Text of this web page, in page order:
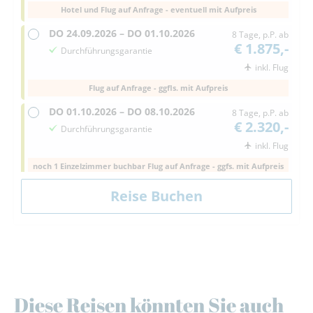
Hotel und Flug auf Anfrage - eventuell mit Aufpreis
DO 24.09.2026 – DO 01.10.2026
Durchführungsgarantie
8 Tage, p.P. ab
€ 1.875,-
inkl. Flug
Flug auf Anfrage - ggfls. mit Aufpreis
DO 01.10.2026 – DO 08.10.2026
Durchführungsgarantie
8 Tage, p.P. ab
€ 2.320,-
inkl. Flug
noch 1 Einzelzimmer buchbar Flug auf Anfrage - ggfs. mit Aufpreis
15.10.2026 – DO 22.10.2026
29.10.2026 – DO 05.11.2026 8 Tage, p.P. ab
Diese Reisen könnten Sie auch